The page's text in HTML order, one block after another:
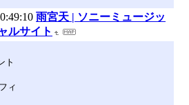
雨宮天 | ソニーミュージッ
ルサイト
ト
ィ